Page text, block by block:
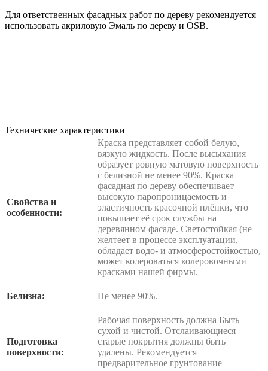
Для ответственных фасадных работ по дереву рекомендуется
использовать акриловую Эмаль по дереву и OSB.
Технические характеристики
Свойства и
особенности:
Краска представляет собой белую,
вязкую жидкость. После высыхания
образует ровную матовую поверхность
с белизной не менее 90%. Краска
фасадная по дереву обеспечивает
высокую паропроницаемость и
эластичность красочной плёнки, что
повышает её срок службы на
деревянном фасаде. Светостойкая (не
желтеет в процессе эксплуатации,
обладает водо- и атмосферостойкостью,
может колероваться колеровочными
красками нашей фирмы.
Белизна: Не менее 90%.
Подготовка
поверхности:
Рабочая поверхность должна Быть
сухой и чистой. Отслаивающиеся
старые покрытия должны быть
удалены. Рекомендуется
предварительное грунтование